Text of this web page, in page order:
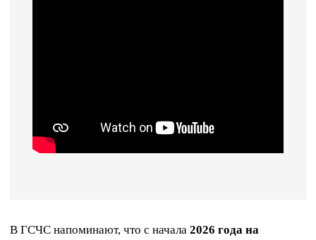
В ГСЧС напоминают, что с начала 2026 года на